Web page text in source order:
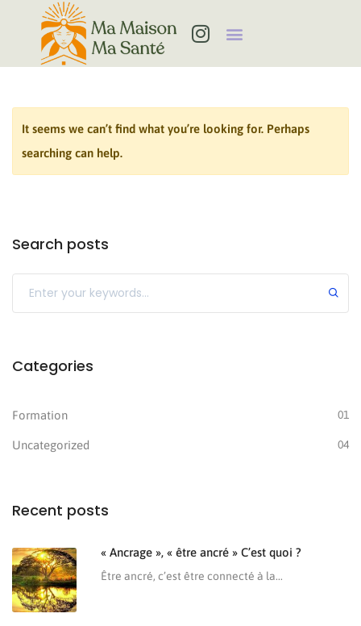
It seems we can’t find what you’re looking for. Perhaps
searching can help.
Search posts
Categories
Formation 01
Uncategorized 04
Recent posts
« Ancrage », « être ancré » C’est quoi ?
Être ancré, c’est être connecté à la...